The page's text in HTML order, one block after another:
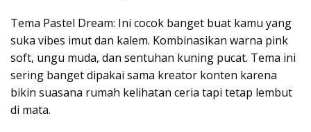
Tema Pastel Dream: Ini cocok banget buat kamu yang
suka vibes imut dan kalem. Kombinasikan warna pink
soft, ungu muda, dan sentuhan kuning pucat. Tema ini
sering banget dipakai sama kreator konten karena
bikin suasana rumah kelihatan ceria tapi tetap lembut
di mata.